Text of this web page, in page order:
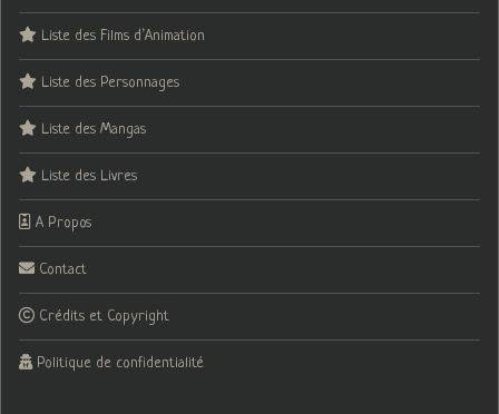
Liste des Films d’Animation
Liste des Personnages
Liste des Mangas
Liste des Livres
A Propos
Contact
Crédits et Copyright
Politique de confidentialité